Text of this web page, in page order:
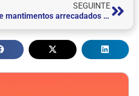
SEGUINTE
Vila Vicentina recebe mantimentos arrecadados em Trote Solidário 2025